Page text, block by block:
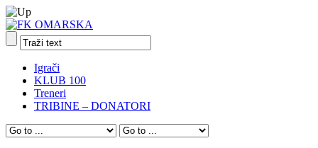
Igrači
KLUB 100
Treneri
TRIBINE – DONATORI